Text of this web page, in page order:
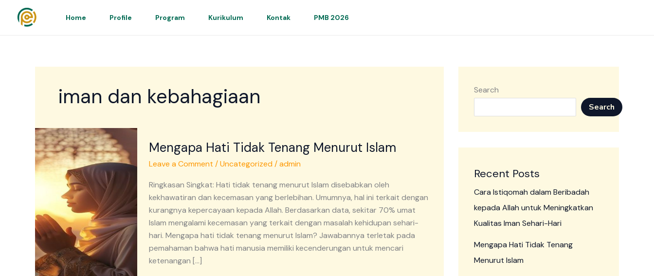
Home Profile Program Kurikulum Kontak PMB 2026
iman dan kebahagiaan
Mengapa Hati Tidak Tenang Menurut Islam
Leave a Comment /Uncategorized /admin
Ringkasan Singkat: Hati tidak tenang menurut Islam disebabkan oleh
kekhawatiran dan kecemasan yang berlebihan. Umumnya, hal ini terkait dengan
kurangnya kepercayaan kepada Allah. Berdasarkan data, sekitar 70% umat
Islam mengalami kecemasan yang terkait dengan masalah kehidupan sehari-
hari. Mengapa hati tidak tenang menurut Islam? Jawabannya terletak pada
pemahaman bahwa hati manusia memiliki kecenderungan untuk mencari
ketenangan […]
Hati
Tidak
Menurut
Islam
Search
Search
Recent Posts
Cara Istiqomah dalam Beribadah
kepada Allah untuk Meningkatkan
Kualitas Iman Sehari-Hari
Mengapa Hati Tidak Tenang
Menurut Islam